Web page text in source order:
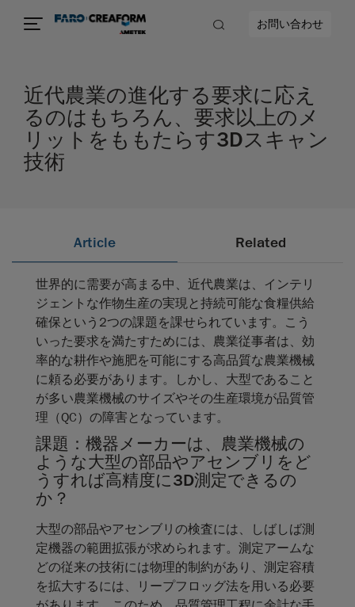
お問い合わせ
近代農業の進化する要求に応え
るのはもちろん、要求以上のメ
リットをももたらす3Dスキャン
技術
Article Related
世界的に需要が高まる中、近代農業は、インテリ
ジェントな作物生産の実現と持続可能な食糧供給
確保という2つの課題を課せられています。こう
いった要求を満たすためには、農業従事者は、効
率的な耕作や施肥を可能にする高品質な農業機械
に頼る必要があります。しかし、大型であること
が多い農業機械のサイズやその生産環境が品質管
理（QC）の障害となっています。
課題：機器メーカーは、農業機械の
ような大型の部品やアセンブリをど
うすれば高精度に3D測定できるの
か？
大型の部品やアセンブリの検査には、しばしば測
定機器の範囲拡張が求められます。測定アームな
どの従来の技術には物理的制約があり、測定容積
を拡大するには、リープフロッグ法を用いる必要